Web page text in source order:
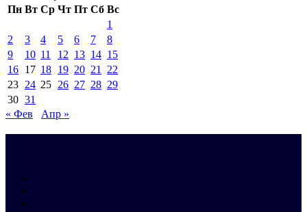
Пн Вт Ср Чт Пт Сб Вс
1
2
3 4 5 6 7
8
9
10 11 12 13 14 15
16 17 18 19 20 21
22
23 24 25 26 27 28 29
30 31
« Фев
Апр »